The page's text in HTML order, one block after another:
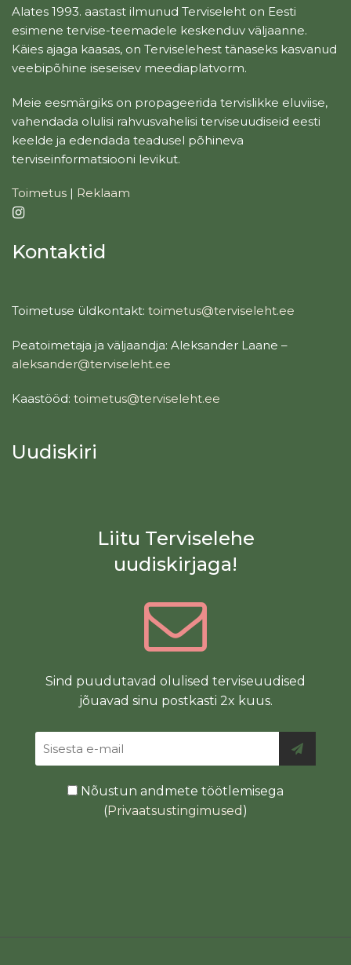
Alates 1993. aastast ilmunud Terviseleht on Eesti
esimene tervise-teemadele keskenduv väljaanne.
Käies ajaga kaasas, on Terviselehest tänaseks kasvanud
veebipõhine iseseisev meediaplatvorm.
Meie eesmärgiks on propageerida tervislikke eluviise,
vahendada olulisi rahvusvahelisi terviseuudiseid eesti
keelde ja edendada teadusel põhineva
terviseinformatsiooni levikut.
Toimetus | Reklaam
Kontaktid
Toimetuse üldkontakt: toimetus@terviseleht.ee
Peatoimetaja ja väljaandja: Aleksander Laane –
aleksander@terviseleht.ee
Kaastööd: toimetus@terviseleht.ee
Uudiskiri
Liitu Terviselehe
uudiskirjaga!
Sind puudutavad olulised terviseuudised
jõuavad sinu postkasti 2x kuus.
Nõustun andmete töötlemisega
(Privaatsustingimused )